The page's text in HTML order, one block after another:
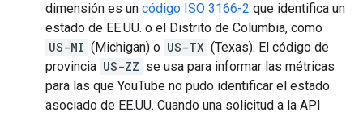
dimensión es un código ISO 3166-2 que identifica un
estado de EE.UU. o el Distrito de Columbia, como
US-MI (Michigan) o US-TX (Texas). El código de
provincia US-ZZ se usa para informar las métricas
para las que YouTube no pudo identificar el estado
asociado de EE.UU. Cuando una solicitud a la API